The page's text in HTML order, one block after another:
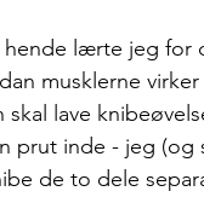
hende lærte jeg for
musklerne
lave
prut inde - jeg (og
de to dele